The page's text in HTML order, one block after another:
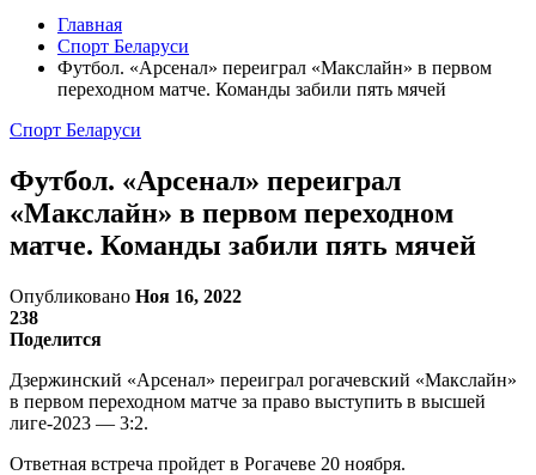
Главная
Спорт Беларуси
Футбол. «Арсенал» переиграл «Макслайн» в первом
переходном матче. Команды забили пять мячей
Спорт Беларуси
Футбол. «Арсенал» переиграл
«Макслайн» в первом переходном
матче. Команды забили пять мячей
Опубликовано Ноя 16, 2022
238
Поделится
Дзержинский «Арсенал» переиграл рогачевский «Макслайн»
в первом переходном матче за право выступить в высшей
лиге-2023 — 3:2.
Ответная встреча пройдет в Рогачеве 20 ноября.